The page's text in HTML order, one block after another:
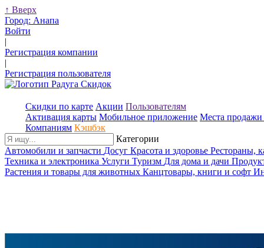
↑ Вверх
Город: Анапа
Войти
|
Регистрация компании
|
Регистрация пользователя
Скидки по карте Акции Пользователям
Активация карты Мобильное приложение Места продажи
Компаниям Кэшбэк
Категории
Автомобили и запчасти Досуг Красота и здоровье Рестораны,
Техника и электроника Услуги Туризм Для дома и дачи
Растения и товары для животных Канцтовары, книги и софт